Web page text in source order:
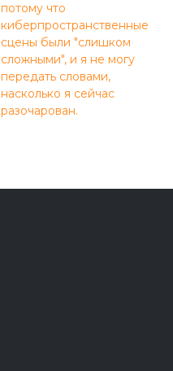
потому что
киберпространственные
сцены были "слишком
сложными", и я не могу
передать словами,
насколько я сейчас
разочарован.